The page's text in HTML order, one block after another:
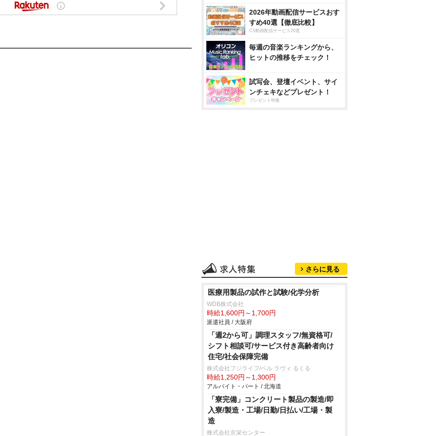
2026年動画配信サービスおす
すめ40選【徹底比較】
CS動画配信サービス20選
毎週の音楽ランキングから、
ヒットの推移をチェック！
試写会、登壇イベント、サイ
ンチェキなどプレゼント！
プレゼント特集
さらに見る
医療用製品の試作と試験/化学分析
WDB株式会社
時給1,600円～1,700円
派遣社員 / 大阪府
「週2から可」調理スタッフ/無資格可/
シフト相談可/サービス付き高齢者向け
住宅/社会保障完備
株式会社フジライフ/ベル ラヴィ るくる
時給1,250円～1,300円
アルバイト・パート / 北海道
「寮完備」コンクリート製品の製造/即
入寮/製造・工場/日勤/日払い/工場・製
造
株式会社京栄センター